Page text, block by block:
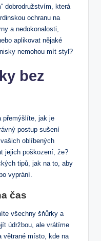
dobrodružstvím, která
ochranu na
a nedokonalosti,
aplikovat nějaké
nemohou mít styl?
bez
přemýšlíte, jak je
postup sušení
oblíbených
jejich poškození, že?
tipů, jak na to, aby
vyprání.
čas
všechny šňůrky a
údržbou, ale vrátíme
větrané místo, kde na